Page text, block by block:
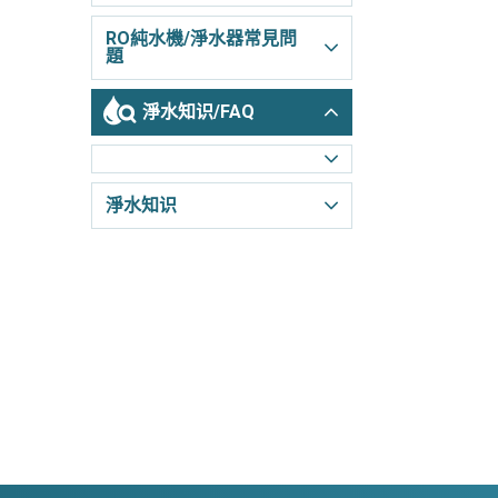
RO純水機/淨水器常見問
題
淨水知识/FAQ
淨水知识